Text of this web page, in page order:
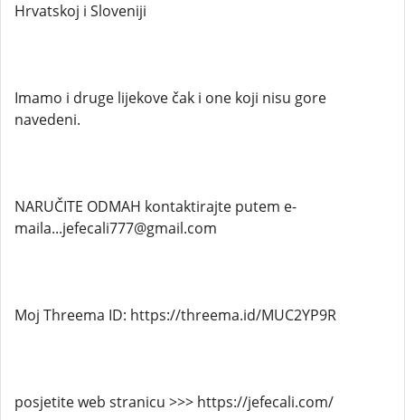
Hrvatskoj i Sloveniji
Imamo i druge lijekove čak i one koji nisu gore
navedeni.
NARUČITE ODMAH kontaktirajte putem e-
maila...jefecali777@gmail.com
Moj Threema ID: https://threema.id/MUC2YP9R
posjetite web stranicu >>> https://jefecali.com/